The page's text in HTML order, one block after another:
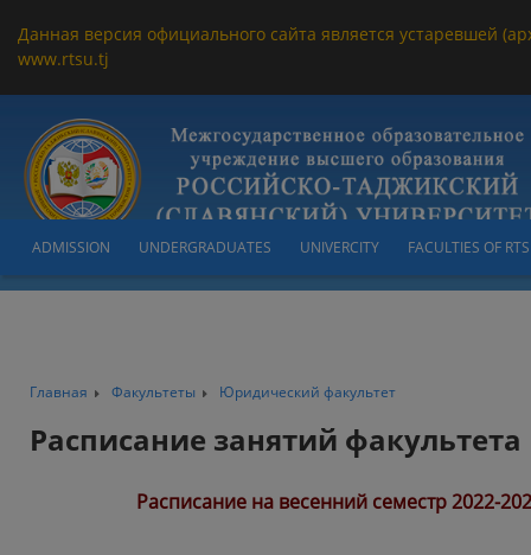
Данная версия официального сайта является устаревшей
www.rtsu.tj
ADMISSION UNDERGRADUATES UNIVERCITY FACULTIES OF
Главная Факультеты Юридический факультет
Расписание занятий факультета
Расписание на весенний семестр 2022-